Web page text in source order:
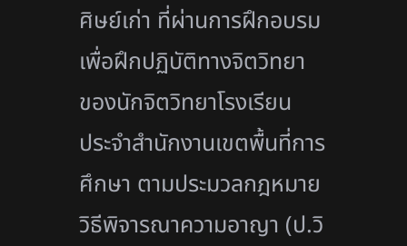
ศิษย์เก่า ที่ผ่านการฝึกอบรม
เพื่อฝึกปฏิบัติทางจิตวิทยา
ของนักจิตวิทยาโรงเรียน
ประจำสำนักงานเขตพื้นที่การ
ศึกษา ตามประมวลกฎหมาย
วิธีพิจารณาความอาญา (ป.วิ